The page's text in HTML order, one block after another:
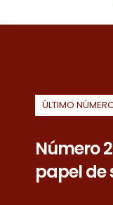
ÚLTIMO
Número
papel de